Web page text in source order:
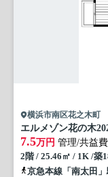
横浜市南区花之木町
エルメゾン花の木
7.5万円 管理/共益
2階 / 25.46㎡ / 1K /築
京急本線「南太田